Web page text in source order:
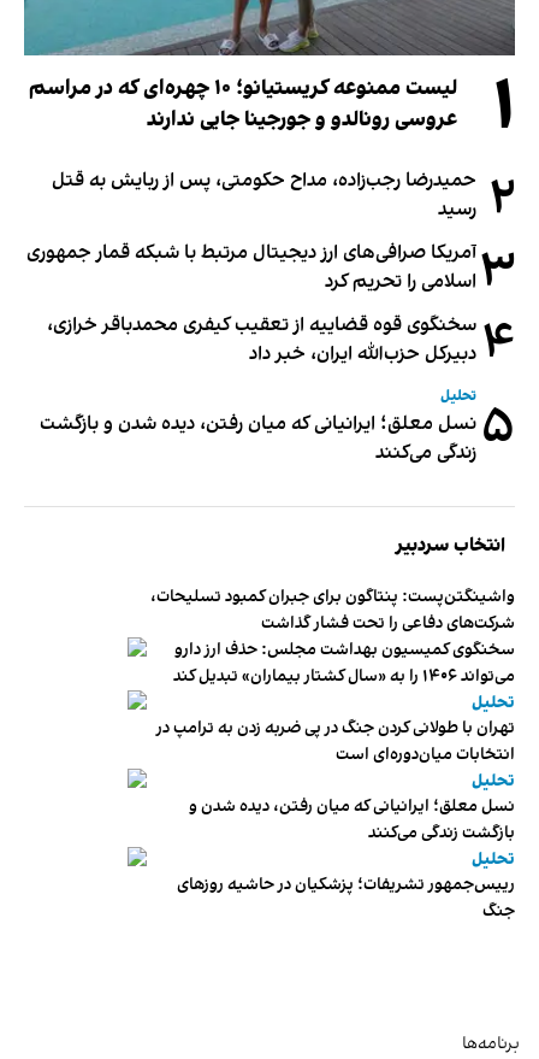
۱
لیست ممنوعه کریستیانو؛ ۱۰ چهره‌ای که در مراسم
عروسی رونالدو و جورجینا جایی ندارند
۲ حمیدرضا رجب‌زاده، مداح حکومتی، پس از ربایش به قتل
رسید
۳آمریکا صرافی‌های ارز دیجیتال مرتبط با شبکه قمار جمهوری
اسلامی را تحریم کرد
۴ سخنگوی قوه قضاییه از تعقیب کیفری محمدباقر خرازی،
دبیر‌کل حزب‌الله ایران، خبر داد
۵ تحلیل
نسل معلق؛ ایرانیانی که میان رفتن، دیده شدن و بازگشت
زندگی می‌کنند
انتخاب سردبیر
واشینگتن‌پست: پنتاگون برای جبران کمبود تسلیحات،
شرکت‌های دفاعی را تحت فشار گذاشت
سخنگوی کمیسیون بهداشت مجلس: حذف ارز دارو
می‌تواند ۱۴۰۶ را به «سال کشتار بیماران» تبدیل کند
تحلیل
تهران با طولانی کردن جنگ در پی ضربه زدن به ترامپ در
انتخابات میان‌دوره‌ای است
تحلیل
نسل معلق؛ ایرانیانی که میان رفتن، دیده شدن و
بازگشت زندگی می‌کنند
تحلیل
رییس‌جمهور تشریفات؛ پزشکیان در حاشیه روزهای
جنگ
برنامه‌ها